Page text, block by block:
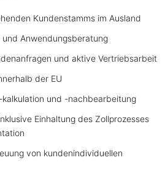
Kundenstamms im Ausland
Anwendungsberatung
und aktive Vertriebsarbeit
der EU
und -nachbearbeitung
Einhaltung des Zollprozesses
von kundenindividuellen